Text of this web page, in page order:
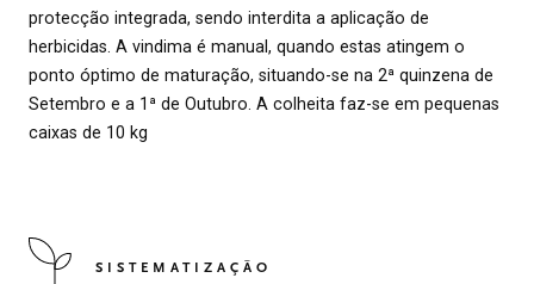
protecção integrada, sendo interdita a aplicação de
herbicidas. A vindima é manual, quando estas atingem o
ponto óptimo de maturação, situando-se na 2ª quinzena de
Setembro e a 1ª de Outubro. A colheita faz-se em pequenas
caixas de 10 kg
SISTEMATIZAÇÃO